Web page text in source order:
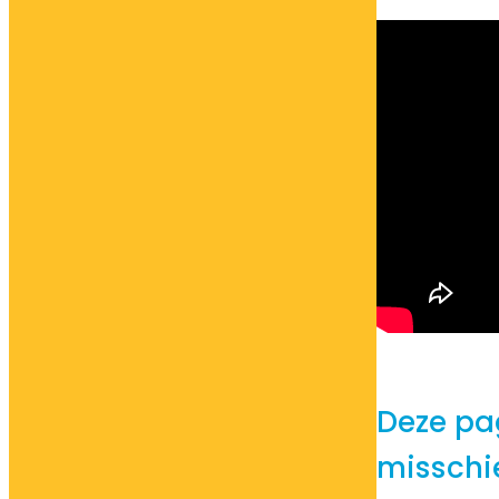
Deze